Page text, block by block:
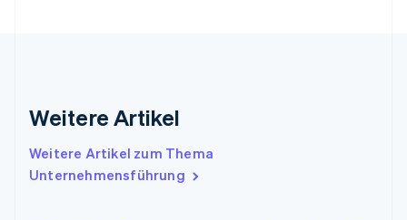
Weitere Artikel
Weitere Artikel zum Thema
Unternehmensführung
English
English
Italien